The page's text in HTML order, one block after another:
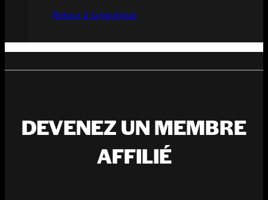
Retour à la boutique
DEVENEZ UN MEMBRE
AFFILIÉ